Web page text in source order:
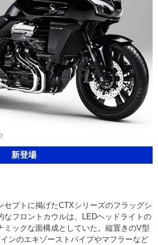
新登場
セプトに掲げたCTXシリーズのフラッグシ
なフロントカウルは、LEDヘッドライトの
ミックな面構成としていた。縦置きのV型
ンのエキゾーストパイプやマフラーなど